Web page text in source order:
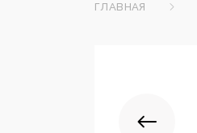
ГЛАВНАЯ